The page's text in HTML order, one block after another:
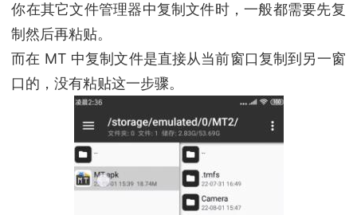
你在其它文件管理器中复制文件时，一般都需要先复
制然后再粘贴。
而在 MT 中复制文件是直接从当前窗口复制到另一窗
口的，没有粘贴这一步骤。